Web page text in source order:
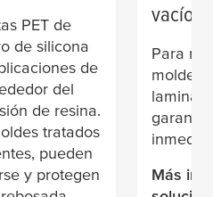
PET de
de silicona
de
del
de resina.
tratados
pueden
y protegen
vacío
Para
molde
Más